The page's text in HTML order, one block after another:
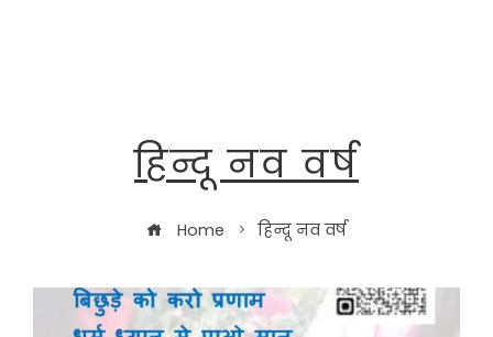
हिन्दू नव वर्ष
Home हिन्दू नव वर्ष